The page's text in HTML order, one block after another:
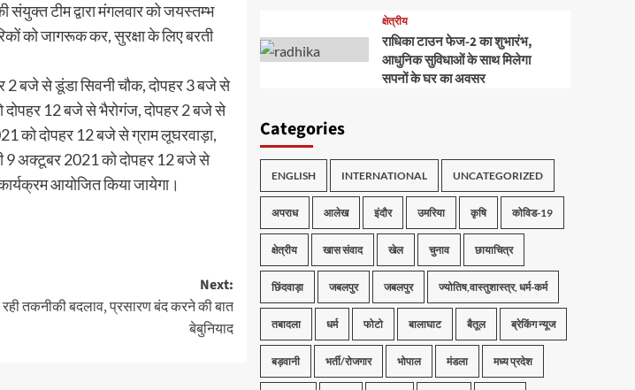
संयुक्त टीम द्वारा मंगलवार को जयस्तम्भ
को जागरूक कर, सुरक्षा के लिए बरती
2 बजे से डूंडा सिवनी चौक, दोपहर 3 बजे से
दोपहर 12 बजे से भैरोगंज, दोपहर 2 बजे से
को दोपहर 12 बजे से ग्राम लूघरवाड़ा,
9 अक्टूबर 2021 को दोपहर 12 बजे से
आयोजित किया जायेगा।
Next:
रही तकनीकी बदलाव, प्रसारण बंद करने की बात
बेबुनियाद
क्षेत्रीय
राधिका टाउन फेज-2 का शुभारंभ,
आधुनिक सुविधाओं के साथ मिलेगा
सपनों के घर का अवसर
Categories
ENGLISH INTERNATIONAL UNCATEGORIZED
अपराध आलेख इंदौर उमरिया कृषि कोविड-19
क्षेत्रीय खास संवाद खेल चुनाव छायाचित्र
छिंदवाड़ा जबलपुर जबलपुर ज्योतिष,वास्तुशास्त्र, धर्म-कर्म
तबादला धर्म फोटो बालाघाट बैतूल ब्रेकिंग न्यूज
बड़वानी भर्ती/रोजगार भोपाल मंडला मध्य प्रदेश